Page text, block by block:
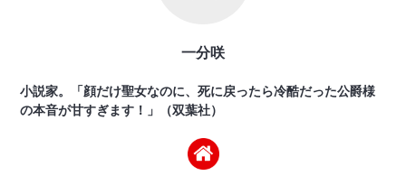
一分咲
小説家。「顔だけ聖女なのに、死に戻ったら冷酷だった公爵様
の本音が甘すぎます！」（双葉社）